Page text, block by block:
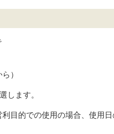
）
します。
目的での使用の場合、使用